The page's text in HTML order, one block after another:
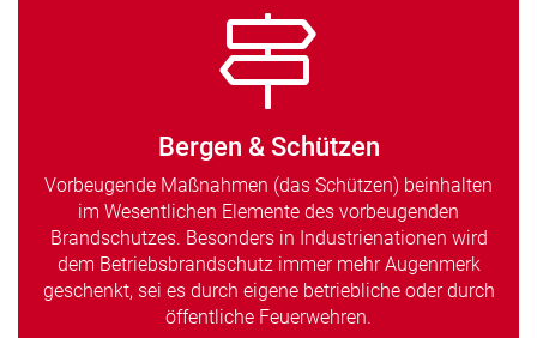
Bergen & Schützen
Vorbeugende Maßnahmen (das Schützen) beinhalten
im Wesentlichen Elemente des vorbeugenden
Brandschutzes. Besonders in Industrienationen wird
dem Betriebsbrandschutz immer mehr Augenmerk
geschenkt, sei es durch eigene betriebliche oder durch
öffentliche Feuerwehren.